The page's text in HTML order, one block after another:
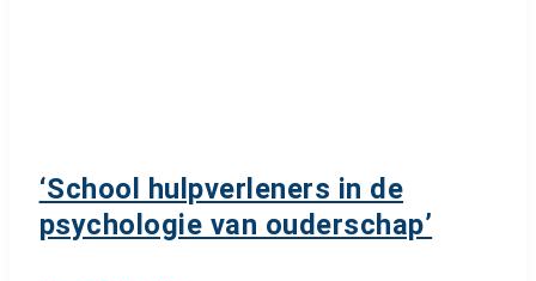
‘School hulpverleners in de
psychologie van ouderschap’